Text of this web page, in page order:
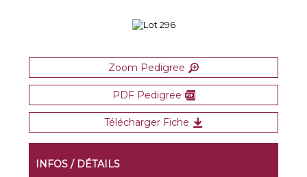
Zoom Pedigree
PDF Pedigree
Télécharger Fiche
INFOS / DÉTAILS